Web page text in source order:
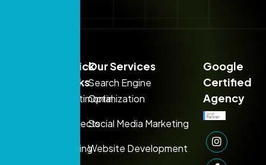
Support:
Quick
Links
Testimonial
Projects
Pricing
Our Services
Search Engine
Optimization
Social Media Marketing
Website Development
Google
Certified
Agency